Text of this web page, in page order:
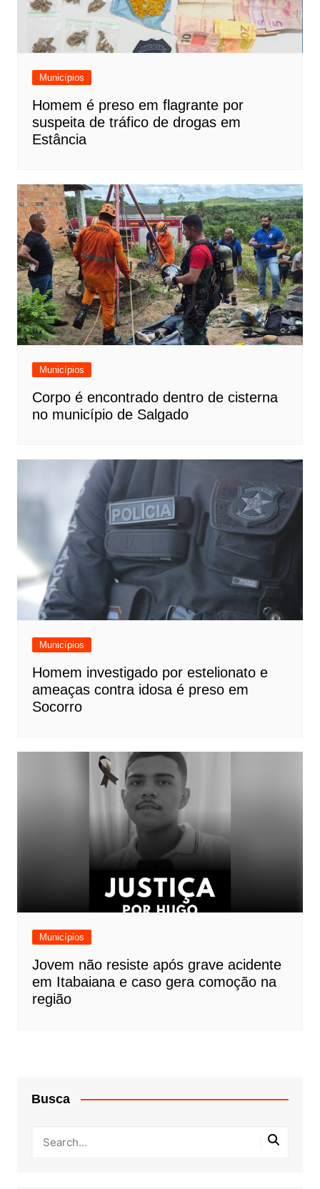
Municípios
Homem é preso em flagrante por
suspeita de tráfico de drogas em
Estância
Municípios
Corpo é encontrado dentro de cisterna
no município de Salgado
Municípios
Homem investigado por estelionato e
ameaças contra idosa é preso em
Socorro
Municípios
Jovem não resiste após grave acidente
em Itabaiana e caso gera comoção na
região
Busca